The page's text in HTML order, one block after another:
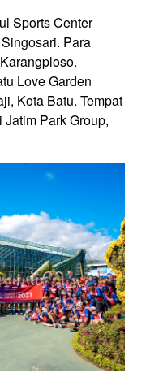
Sports Center
Para
Love Garden
Kota Batu. Tempat
Park Group,